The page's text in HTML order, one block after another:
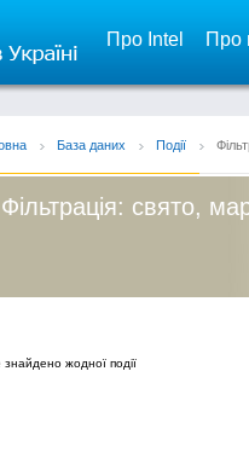
Про Intel Про
База даних Події
Фільтрація: свято,
знайдено жодної події